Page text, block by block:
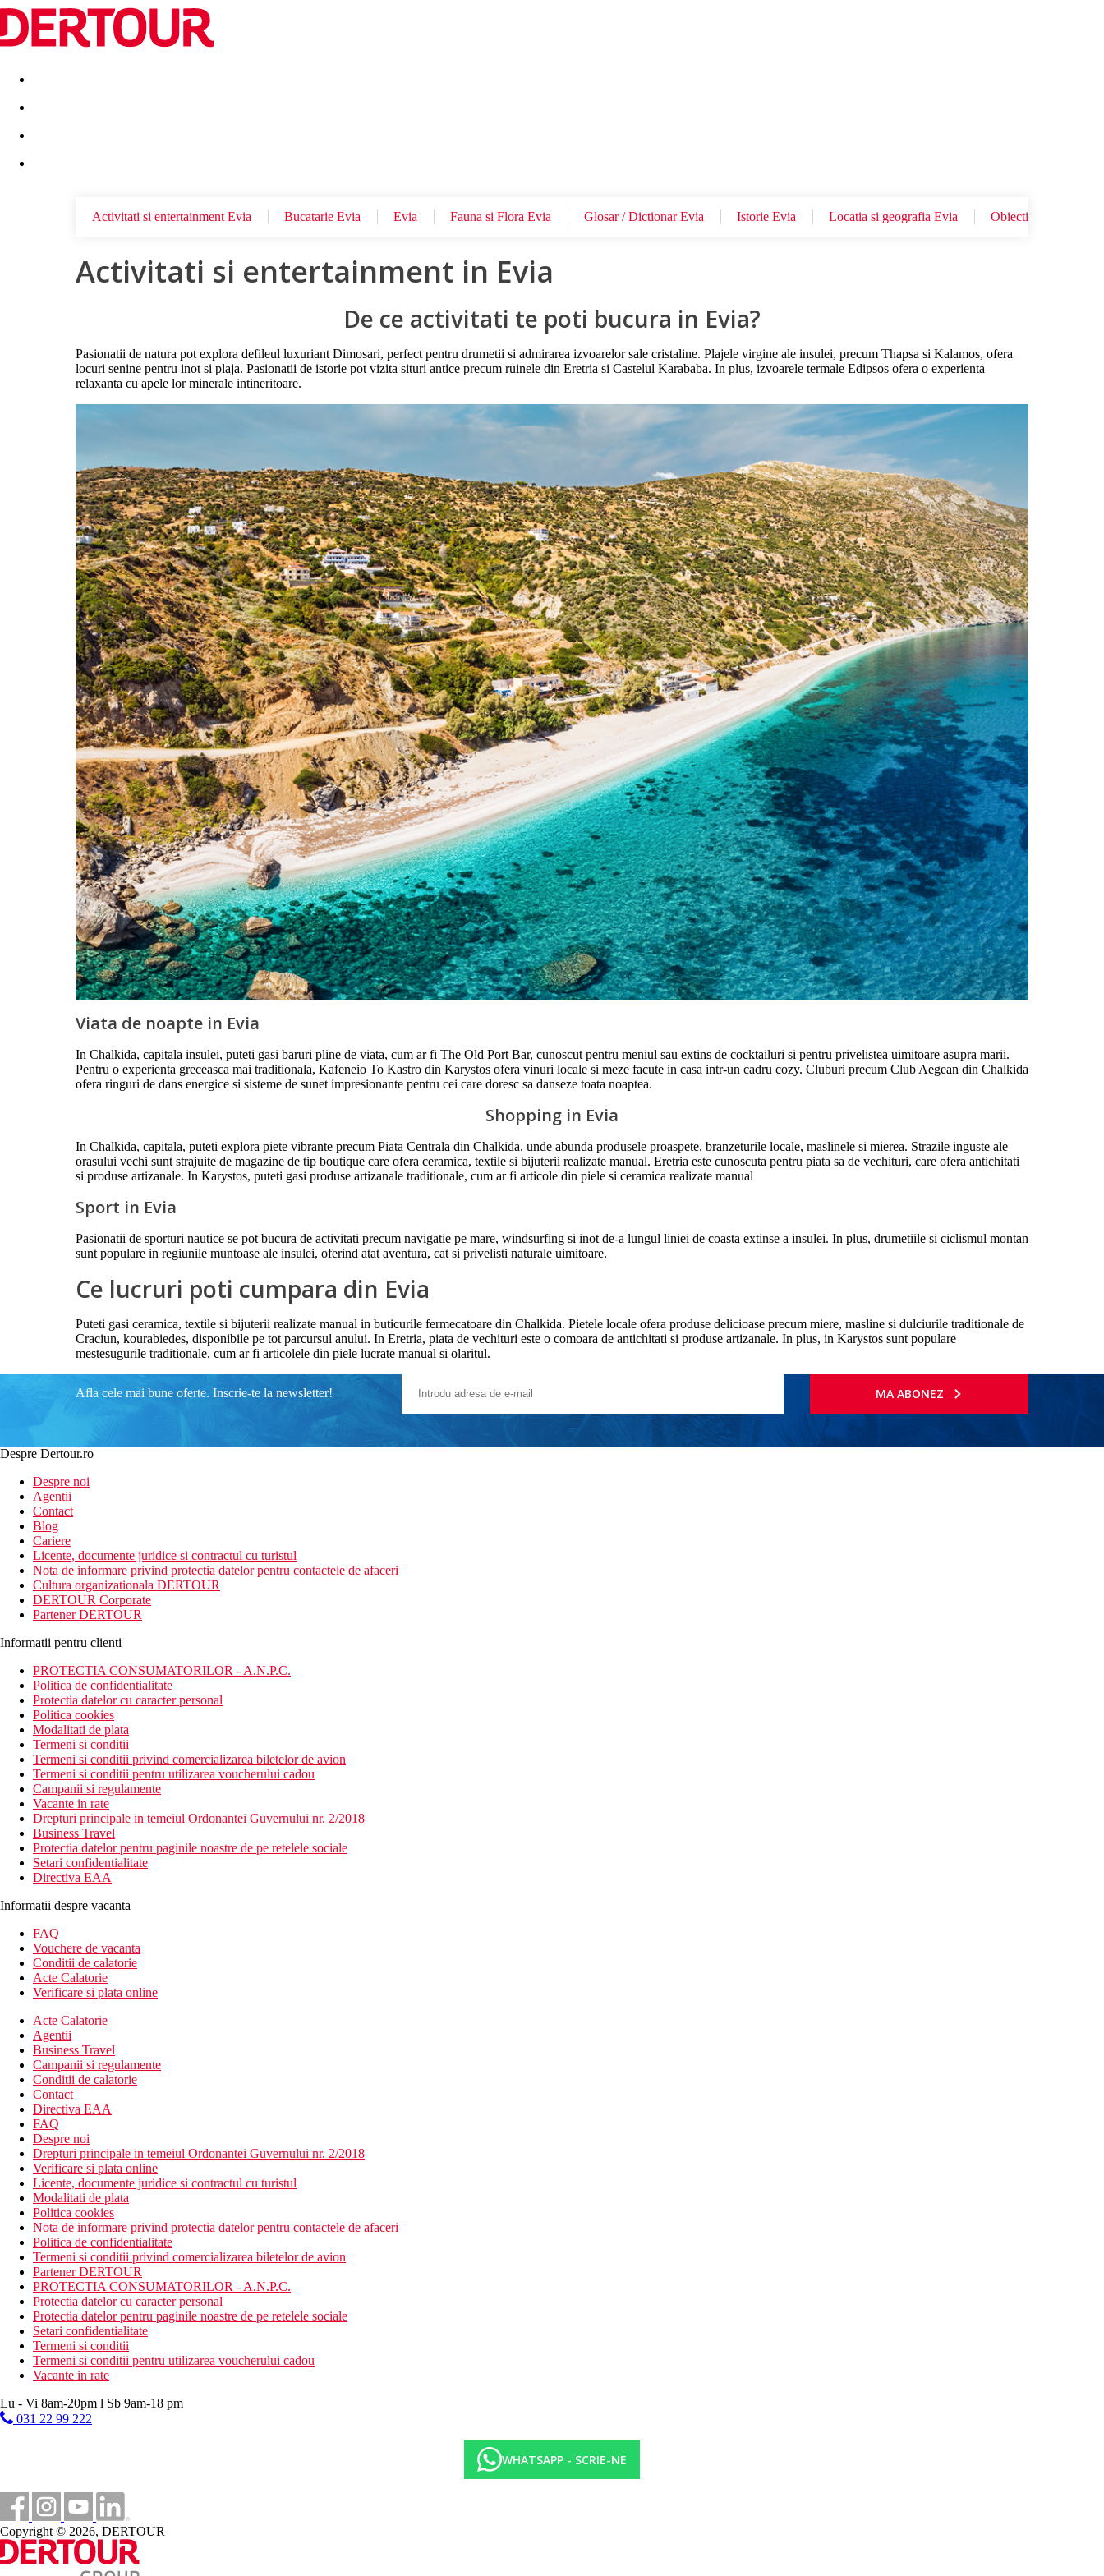
Destinatii Vacanta perfecta OFERTE DE NERATAT
Activitati si entertainment Evia Bucatarie Evia Evia Fauna si Flora Evia Glosar / Dictionar Evia Istorie Evia Locatia si geografia Evia Obiective turistice
Activitati si entertainment in Evia
De ce activitati te poti bucura in Evia?
Pasionatii de natura pot explora defileul luxuriant Dimosari, perfect pentru drumetii si admirarea izvoarelor sale cristaline. Plajele virgine ale insulei, precum Thapsa si Kalamos, ofera
locuri senine pentru inot si plaja. Pasionatii de istorie pot vizita situri antice precum ruinele din Eretria si Castelul Karababa. In plus, izvoarele termale Edipsos ofera o experienta
relaxanta cu apele lor minerale intineritoare.
Viata de noapte in Evia
In Chalkida, capitala insulei, puteti gasi baruri pline de viata, cum ar fi The Old Port Bar, cunoscut pentru meniul sau extins de cocktailuri si pentru privelistea uimitoare asupra marii.
Pentru o experienta greceasca mai traditionala, Kafeneio To Kastro din Karystos ofera vinuri locale si meze facute in casa intr-un cadru cozy. Cluburi precum Club Aegean din Chalkida
ofera ringuri de dans energice si sisteme de sunet impresionante pentru cei care doresc sa danseze toata noaptea.
Shopping in Evia
In Chalkida, capitala, puteti explora piete vibrante precum Piata Centrala din Chalkida, unde abunda produsele proaspete, branzeturile locale, maslinele si mierea. Strazile inguste ale
orasului vechi sunt strajuite de magazine de tip boutique care ofera ceramica, textile si bijuterii realizate manual. Eretria este cunoscuta pentru piata sa de vechituri, care ofera antichitati
si produse artizanale. In Karystos, puteti gasi produse artizanale traditionale, cum ar fi articole din piele si ceramica realizate manual
Sport in Evia
Pasionatii de sporturi nautice se pot bucura de activitati precum navigatie pe mare, windsurfing si inot de-a lungul liniei de coasta extinse a insulei. In plus, drumetiile si ciclismul montan
sunt populare in regiunile muntoase ale insulei, oferind atat aventura, cat si privelisti naturale uimitoare.
Ce lucruri poti cumpara din Evia
Puteti gasi ceramica, textile si bijuterii realizate manual in buticurile fermecatoare din Chalkida. Pietele locale ofera produse delicioase precum miere, masline si dulciurile traditionale de
Craciun, kourabiedes, disponibile pe tot parcursul anului. In Eretria, piata de vechituri este o comoara de antichitati si produse artizanale. In plus, in Karystos sunt populare
mestesugurile traditionale, cum ar fi articolele din piele lucrate manual si olaritul.
Afla cele mai bune oferte. Inscrie-te la newsletter! MA ABONEZ
Despre Dertour.ro
Despre noi
Agentii
Contact
Blog
Cariere
Licente, documente juridice si contractul cu turistul
Nota de informare privind protectia datelor pentru contactele de afaceri
Cultura organizationala DERTOUR
DERTOUR Corporate
Partener DERTOUR
Informatii pentru clienti
PROTECTIA CONSUMATORILOR - A.N.P.C.
Politica de confidentialitate
Protectia datelor cu caracter personal
Politica cookies
Modalitati de plata
Termeni si conditii
Termeni si conditii privind comercializarea biletelor de avion
Termeni si conditii pentru utilizarea voucherului cadou
Campanii si regulamente
Vacante in rate
Drepturi principale in temeiul Ordonantei Guvernului nr. 2/2018
Business Travel
Protectia datelor pentru paginile noastre de pe retelele sociale
Setari confidentialitate
Directiva EAA
Informatii despre vacanta
FAQ
Vouchere de vacanta
Conditii de calatorie
Acte Calatorie
Verificare si plata online
Acte Calatorie
Agentii
Business Travel
Campanii si regulamente
Conditii de calatorie
Contact
Directiva EAA
FAQ
Despre noi
Drepturi principale in temeiul Ordonantei Guvernului nr. 2/2018
Verificare si plata online
Licente, documente juridice si contractul cu turistul
Modalitati de plata
Politica cookies
Nota de informare privind protectia datelor pentru contactele de afaceri
Politica de confidentialitate
Termeni si conditii privind comercializarea biletelor de avion
Partener DERTOUR
PROTECTIA CONSUMATORILOR - A.N.P.C.
Protectia datelor cu caracter personal
Protectia datelor pentru paginile noastre de pe retelele sociale
Setari confidentialitate
Termeni si conditii
Termeni si conditii pentru utilizarea voucherului cadou
Vacante in rate
Lu - Vi 8am-20pm l Sb 9am-18 pm
031 22 99 222
WHATSAPP - SCRIE-NE
Copyright © 2026, DERTOUR